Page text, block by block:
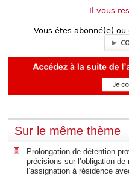
Il vous
Vous êtes abonné(e)
Sur le même thème
Prolongation de détention
précisions sur l’obligation
l’assignation à résidence